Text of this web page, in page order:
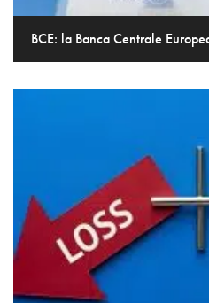
BCE: la Banca Centrale